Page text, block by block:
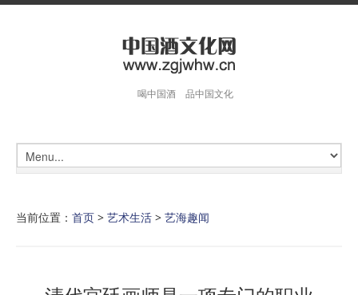
喝中国酒 品中国文化
当前位置： 首页 > 艺术生活 > 艺海趣闻